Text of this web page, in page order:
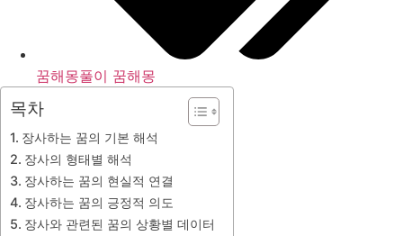
꿈해몽풀이 꿈해몽
목차
장사하는 꿈의 기본 해석
장사의 형태별 해석
장사하는 꿈의 현실적 연결
장사하는 꿈의 긍정적 의도
장사와 관련된 꿈의 상황별 데이터